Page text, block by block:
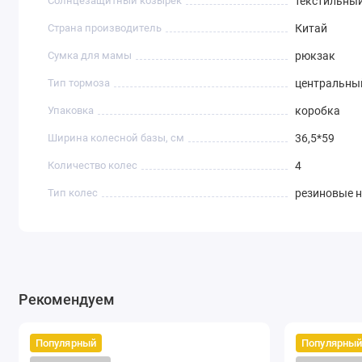
Страна производитель Китай
Сумка для мамы рюкзак
Тип тормоза
Упаковка коробка
Ширина колесной базы, см 36,5*59
Количество колес 4
Тип колес резиновые
Рекомендуем
Популярный
Популярный